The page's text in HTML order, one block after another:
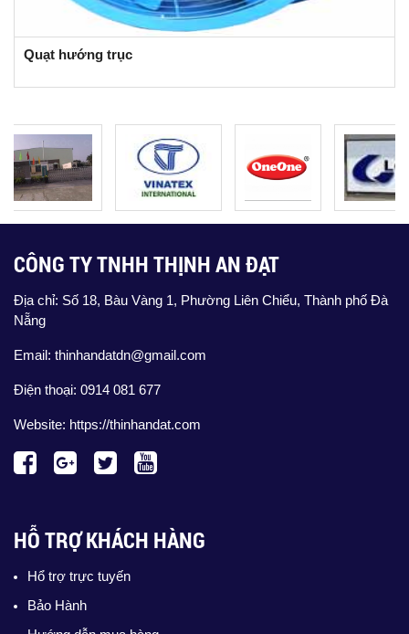
Quạt hướng trục
CÔNG TY TNHH THỊNH AN ĐẠT
Địa chỉ: Số 18, Bàu Vàng 1, Phường Liên Chiểu, Thành phố Đà
Nẵng
Email: thinhandatdn@gmail.com
Điện thoại: 0914 081 677
Website: https://thinhandat.com
HỖ TRỢ KHÁCH HÀNG
Hổ trợ trực tuyến
Bảo Hành